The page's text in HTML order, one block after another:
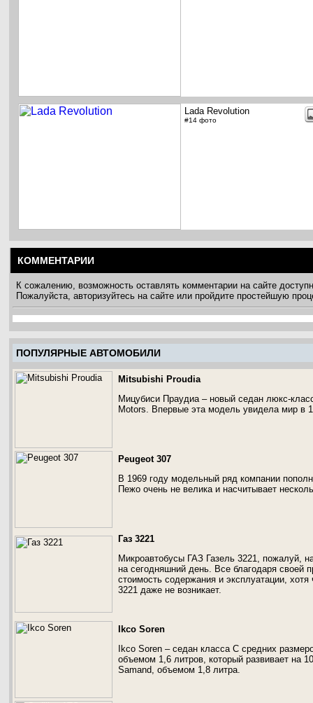
Lada Revolution
#14 фото
КОММЕНТАРИИ
К сожалению, возможность оставлять комментарии на сайте
Пожалуйста, авторизуйтесь на сайте или пройдите простейшую
ПОПУЛЯРНЫЕ АВТОМОБИЛИ
Mitsubishi Proudia
Мицубиси Праудиа – новый седан люкс-
Motors. Впервые эта модель увидела мир в
Peugeot 307
В 1969 году модельный ряд компании
Пежо очень не велика и насчитывает
Газ 3221
Микроавтобусы ГАЗ Газель 3221, пожалуй,
на сегодняшний день. Все благодаря своей
стоимость содержания и эксплуатации,
3221 даже не возникает.
Ikco Soren
Ikco Soren – седан класса С средних
объемом 1,6 литров, который развивает на
Samand, объемом 1,8 литра.